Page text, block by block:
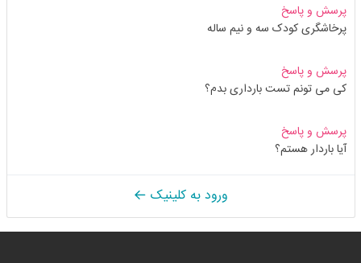
پرسش و پاسخ
پرخاشگری کودک سه و نیم ساله
پرسش و پاسخ
کی می تونم تست بارداری بدم؟
پرسش و پاسخ
آیا باردار هستم؟
ورود به کلینیک